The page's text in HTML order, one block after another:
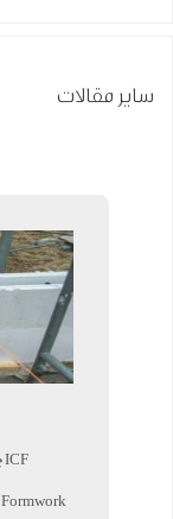
سایر مقالات